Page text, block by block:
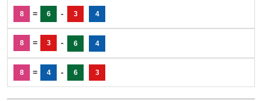
8 = 6 - 3 4
8 = 3 - 6 4
8 = 4 - 6 3